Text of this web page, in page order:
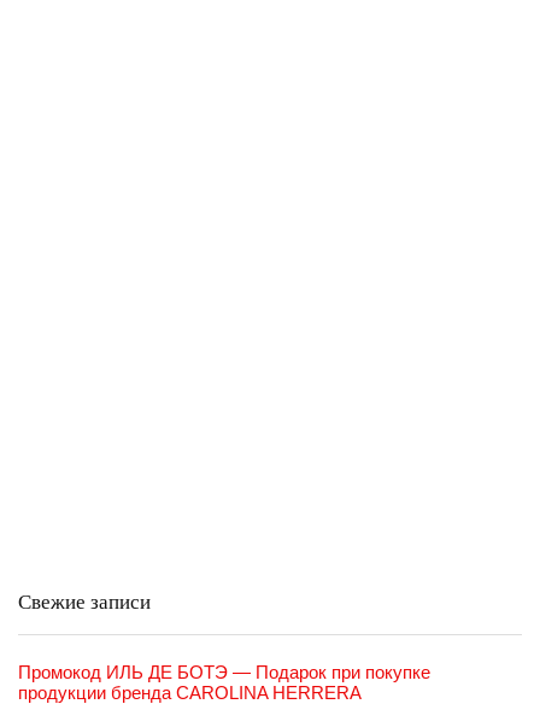
Свежие записи
Промокод ИЛЬ ДЕ БОТЭ — Подарок при покупке
продукции бренда CAROLINA HERRERA